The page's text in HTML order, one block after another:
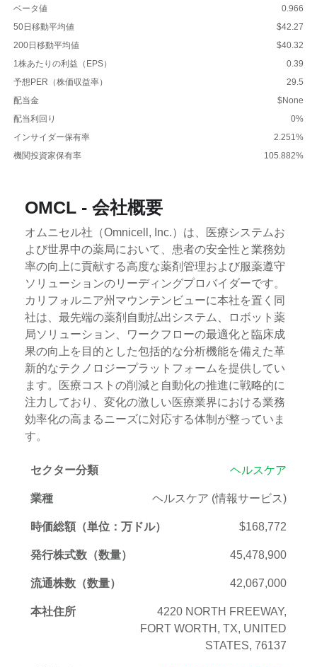
ベータ値
0.966
50日移動平均値
$42.27
200日移動平均値
$40.32
1株あたりの利益（EPS）
0.39
予想PER（株価収益率）
29.5
配当金
$None
配当利回り
0%
インサイダー保有率
2.251%
機関投資家保有率
105.882%
OMCL - 会社概要
オムニセル社（Omnicell, Inc.）は、医療システムお
よび世界中の薬局において、患者の安全性と業務効
率の向上に貢献する高度な薬剤管理および服薬遵守
ソリューションのリーディングプロバイダーです。
カリフォルニア州マウンテンビューに本社を置く同
社は、最先端の薬剤自動払出システム、ロボット薬
局ソリューション、ワークフローの最適化と臨床成
果の向上を目的とした包括的な分析機能を備えた革
新的なテクノロジープラットフォームを提供してい
ます。医療コストの削減と自動化の推進に戦略的に
注力しており、変化の激しい医療業界における業務
効率化の高まるニーズに対応する体制が整っていま
す。
セクター分類 ヘルスケア
業種 ヘルスケア (情報サービス)
時価総額（単位：万ドル） $168,772
発行株式数（数量） 45,478,900
流通株数（数量） 42,067,000
本社住所
4220 NORTH FREEWAY,
FORT WORTH, TX, UNITED
STATES, 76137